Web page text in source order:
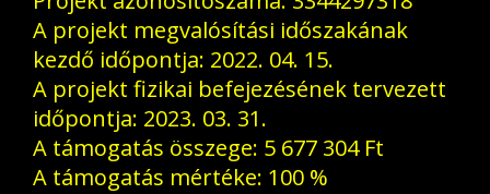
A projekt megvalósítási időszakának
kezdő időpontja: 2022. 04. 15.
A projekt fizikai befejezésének tervezett
időpontja: 2023. 03. 31.
A támogatás összege: 5 677 304 Ft
A támogatás mértéke: 100 %